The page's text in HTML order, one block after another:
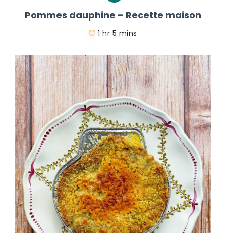
Pommes dauphine – Recette maison
1 hr 5 mins